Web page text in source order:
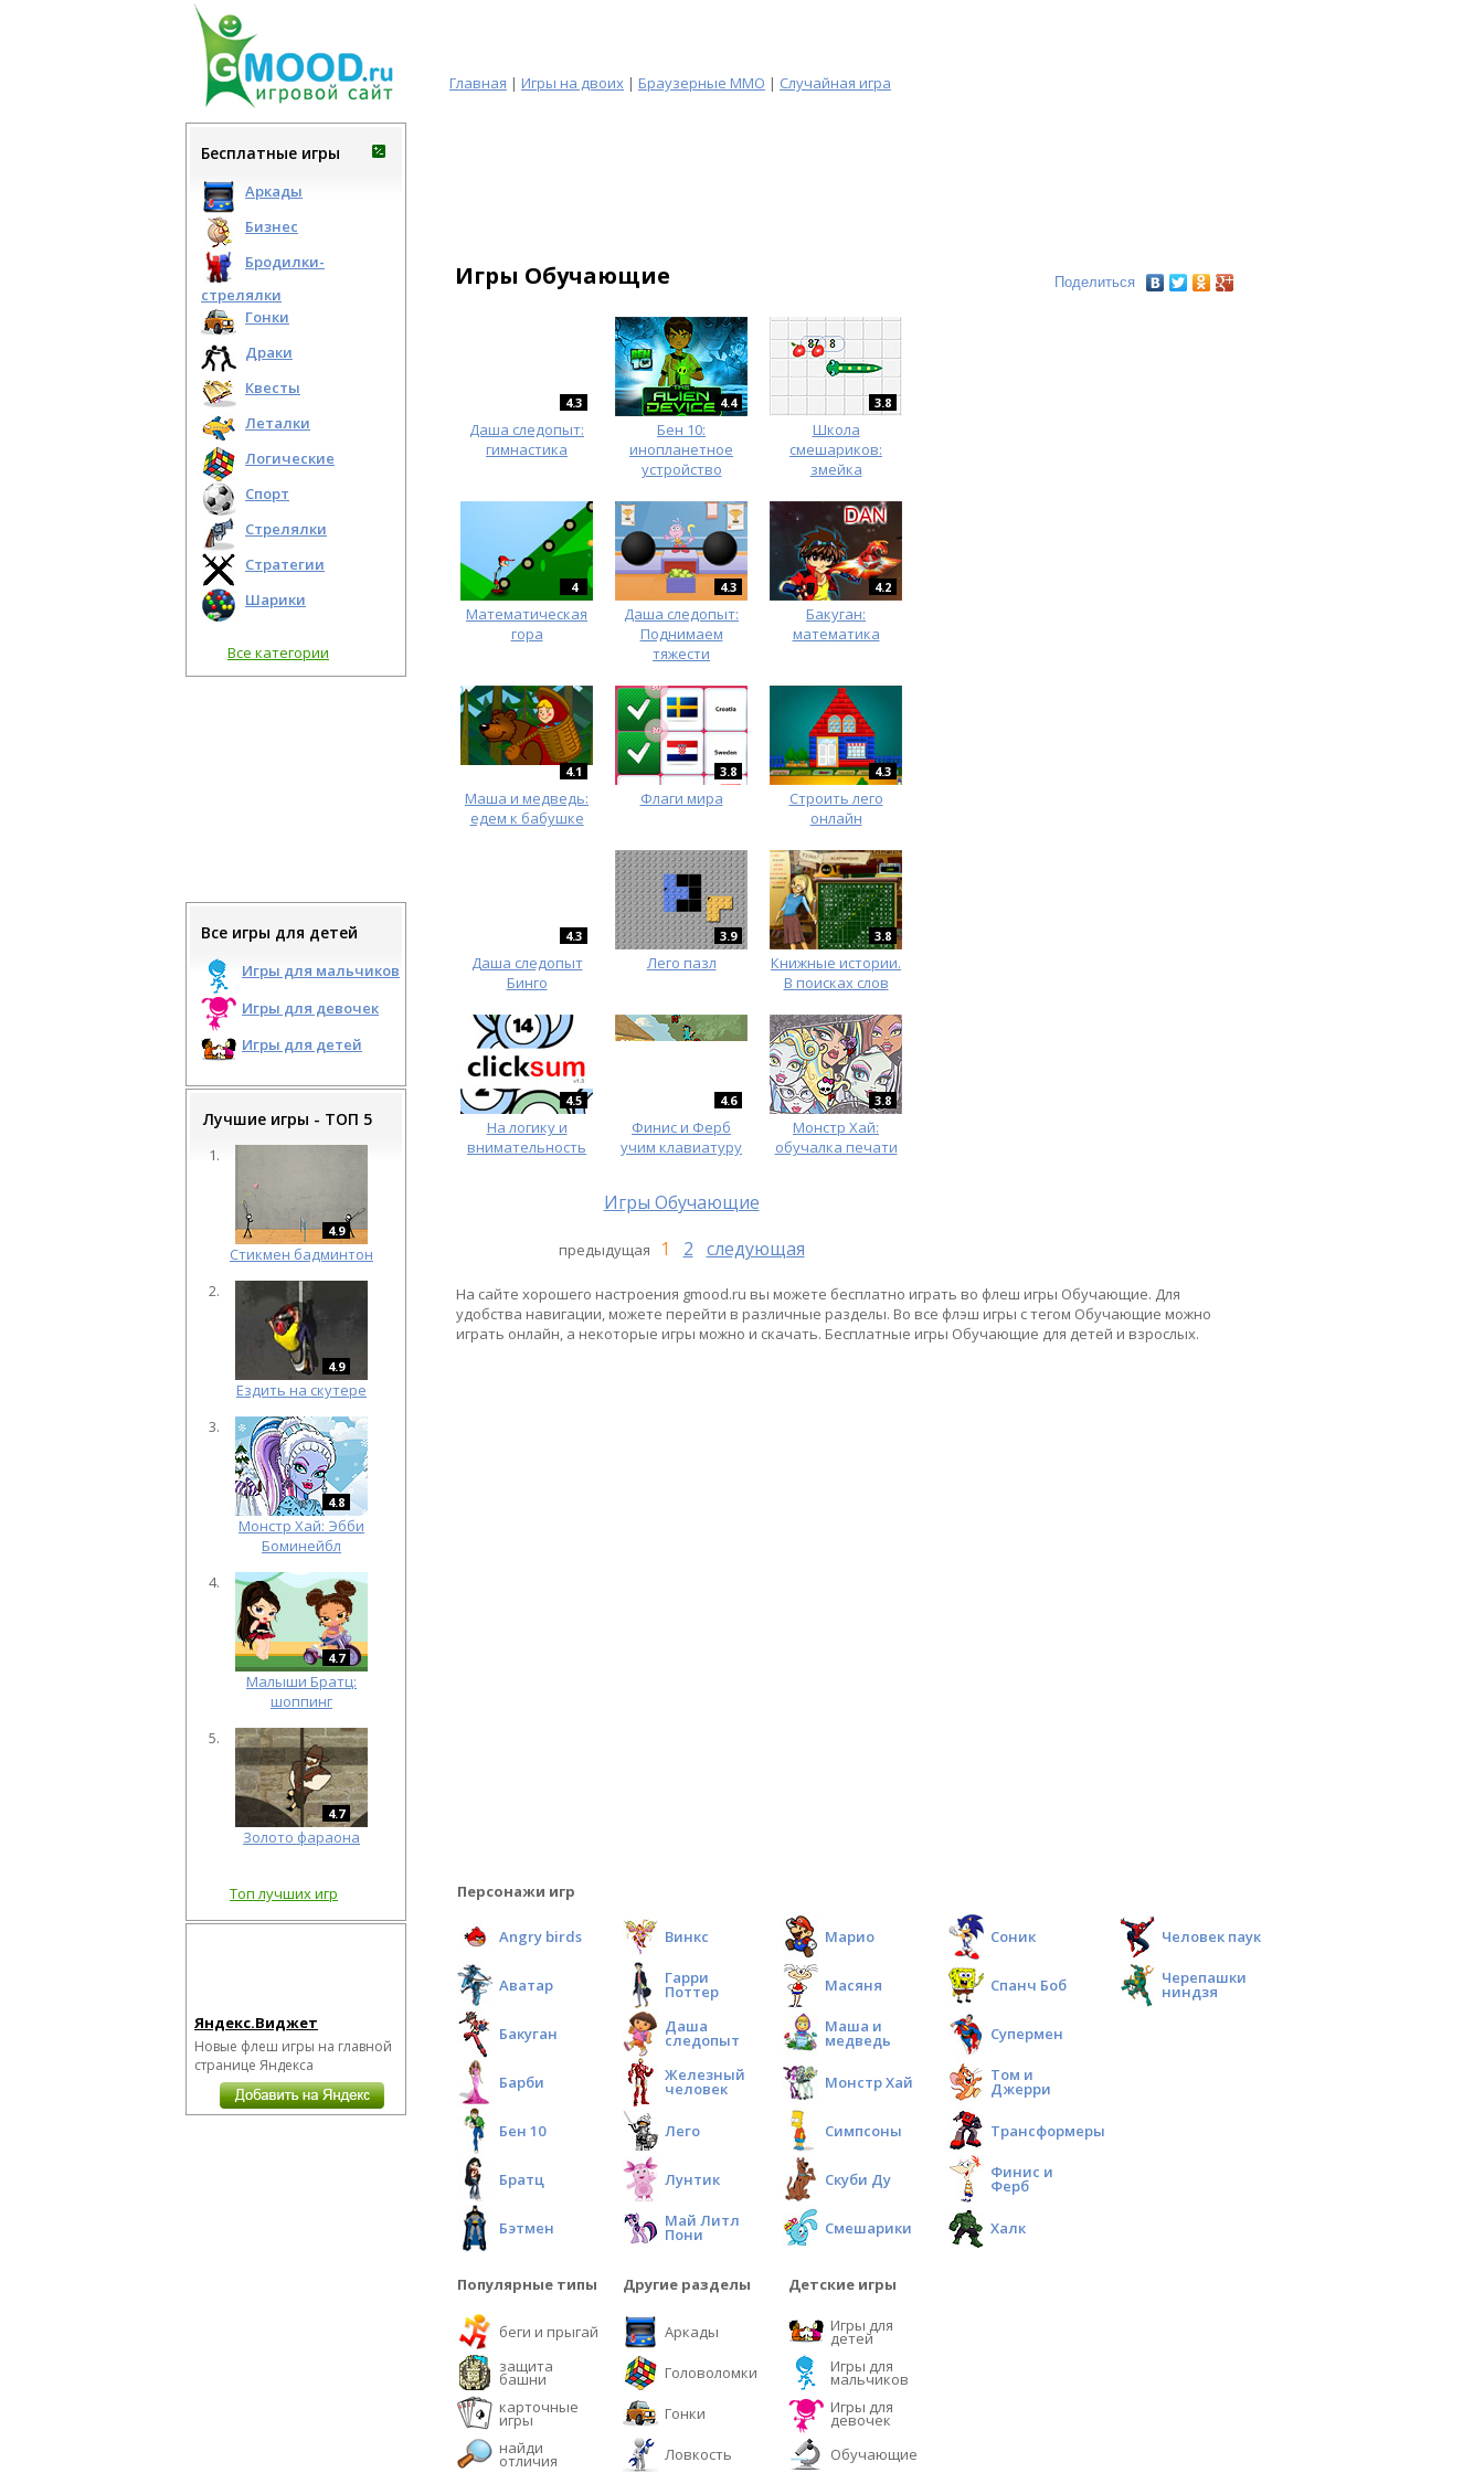
Главная | Игры на двоих | Браузерные MMO | Случайная игра
Бесплатные игры
Аркады
Бизнес
Бродилки-
стрелялки
Гонки
Драки
Квесты
Леталки
Логические
Спорт
Стрелялки
Стратегии
Шарики
Все категории
Все игры для детей
Игры для мальчиков
Игры для девочек
Игры для детей
Лучшие игры - ТОП 5
4.9
Cтикмен бадминтон
4.9
Ездить на скутере
4.8
Монстр Хай: Эбби
Боминейбл
4.7
Малыши Братц:
шоппинг
4.7
Золото фараона
Топ лучших игр
Яндекс.Виджет
Новые флеш игры на главной
странице Яндекса
Игры Обучающие Поделиться
4.3
Даша следопыт:
гимнастика
4.4
Бен 10:
инопланетное
устройство
3.8
Школа
смешариков:
змейка
4
Математическая
гора
4.3
Даша следопыт:
Поднимаем
тяжести
4.2
Бакуган:
математика
4.1
Маша и медведь:
едем к бабушке
3.8
Флаги мира
4.3
Строить лего
онлайн
4.3
Даша следопыт
Бинго
3.9
Лего пазл
3.8
Книжные истории.
В поисках слов
4.5
На логику и
внимательность
4.6
Финис и Ферб
учим клавиатуру
3.8
Монстр Хай:
обучалка печати
Игры Обучающие
предыдущая 1 2 следующая
На сайте хорошего настроения gmood.ru вы можете бесплатно играть во флеш игры Обучающие. Для
удобства навигации, можете перейти в различные разделы. Во все флэш игры с тегом Обучающие можно
играть онлайн, а некоторые игры можно и скачать. Бесплатные игры Обучающие для детей и взрослых.
Персонажи игр
Angry birds
Аватар
Бакуган
Барби
Бен 10
Братц
Бэтмен
Винкс
Гарри
Поттер
Даша
следопыт
Железный
человек
Лего
Лунтик
Май Литл
Пони
Марио
Масяня
Маша и
медведь
Монстр Хай
Симпсоны
Скуби Ду
Смешарики
Соник
Спанч Боб
Супермен
Том и
Джерри
Трансформеры
Финис и
Ферб
Халк
Человек паук
Черепашки
ниндзя
Популярные типы
беги и прыгай
защита
башни
карточные
игры
найди
отличия
Другие разделы
Аркады
Головоломки
Гонки
Ловкость
Детские игры
Игры для
детей
Игры для
мальчиков
Игры для
девочек
Обучающие